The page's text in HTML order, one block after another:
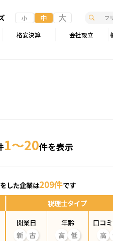
小 中 大
格安決算 会社設立
1～20件を表示
した企業は209件です
税理士タイプ
開業日
新
古
年齢
高
低
口コ
高